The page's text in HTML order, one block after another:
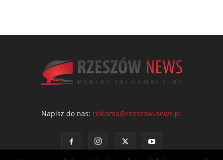
Napisz do nas: reklama@rzeszow-news.pl